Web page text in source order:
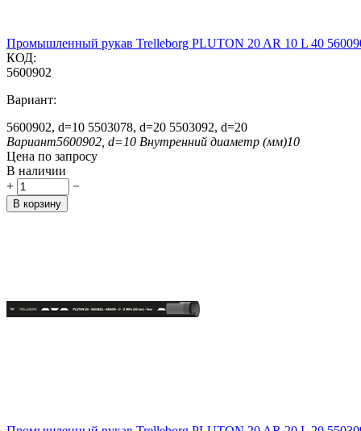
Промышленный рукав Trelleborg PLUTON 20 AR 10 L 40
КОД:
5600902
Вариант:
5600902, d=10 5503078, d=20 5503092, d=20
Вариант5600902, d=10 Внутренний диаметр (мм)10
Цена по запросу
В наличии
+
−
В корзину